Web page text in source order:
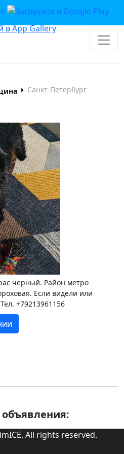
Санкт-Петербург
черный. Район метро
Если видели или
+79213961156
All rights reserved.